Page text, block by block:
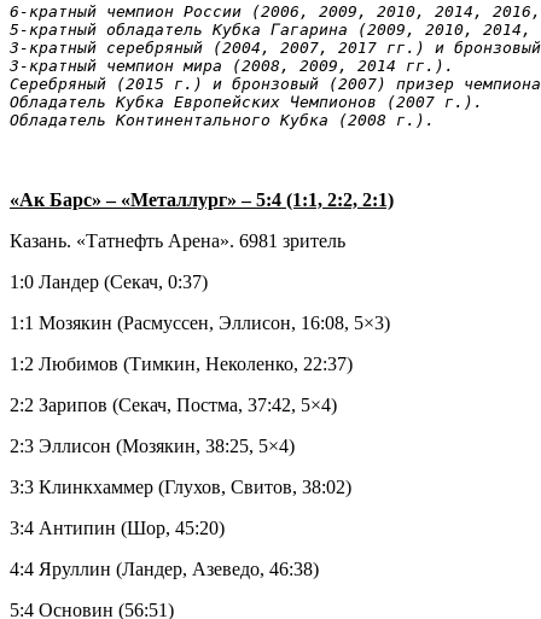
6-кратный чемпион России (2006, 2009, 2010, 2014,
5-кратный обладатель Кубка Гагарина (2009, 2010,
3-кратный серебряный (2004, 2007, 2017 гг.) и
3-кратный чемпион мира (2008, 2009, 2014 гг.).
Серебряный (2015 г.) и бронзовый (2007) призер
Обладатель Кубка Европейских Чемпионов (2007 г.).
Обладатель Континентального Кубка (2008 г.).
«Ак Барс» – «Металлург» – 5:4 (1:1, 2:2, 2:1)
Казань. «Татнефть Арена». 6981 зритель
1:0 Ландер (Секач, 0:37)
1:1 Мозякин (Расмуссен, Эллисон, 16:08, 5×3)
1:2 Любимов (Тимкин, Неколенко, 22:37)
2:2 Зарипов (Секач, Постма, 37:42, 5×4)
2:3 Эллисон (Мозякин, 38:25, 5×4)
3:3 Клинкхаммер (Глухов, Свитов, 38:02)
3:4 Антипин (Шор, 45:20)
4:4 Яруллин (Ландер, Азеведо, 46:38)
5:4 Основин (56:51)